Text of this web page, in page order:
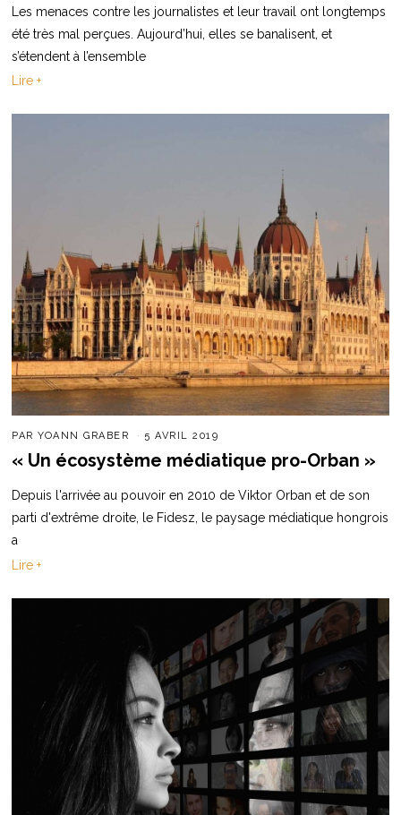
Les menaces contre les journalistes et leur travail ont longtemps
été très mal perçues. Aujourd’hui, elles se banalisent, et
s’étendent à l’ensemble
Lire +
PARYOANN GRABER 5 AVRIL 2019
« Un écosystème médiatique pro-Orban »
Depuis l'arrivée au pouvoir en 2010 de Viktor Orban et de son
parti d'extrême droite, le Fidesz, le paysage médiatique hongrois
a
Lire +